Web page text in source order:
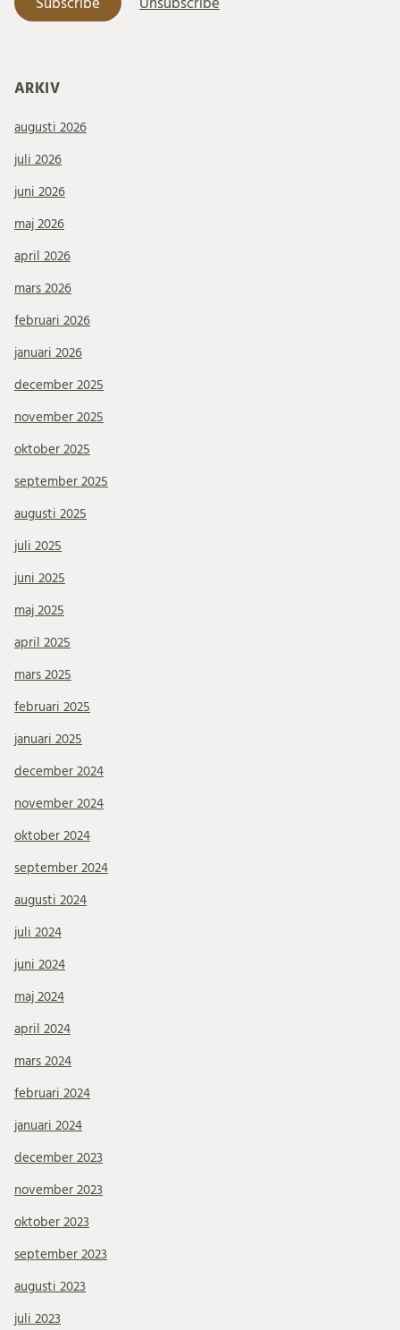
ARKIV
augusti 2026
juli 2026
juni 2026
maj 2026
april 2026
mars 2026
februari 2026
januari 2026
december 2025
november 2025
oktober 2025
september 2025
augusti 2025
juli 2025
juni 2025
maj 2025
april 2025
mars 2025
februari 2025
januari 2025
december 2024
november 2024
oktober 2024
september 2024
augusti 2024
juli 2024
juni 2024
maj 2024
april 2024
mars 2024
februari 2024
januari 2024
december 2023
november 2023
oktober 2023
september 2023
augusti 2023
juli 2023